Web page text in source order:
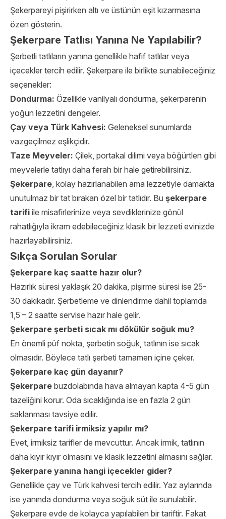
Şekerpareyi pişirirken altı ve üstünün eşit kızarmasına
özen gösterin.
Şekerpare Tatlısı Yanına Ne Yapılabilir?
Şerbetli tatlıların yanına genellikle hafif tatlılar veya
içecekler tercih edilir. Şekerpare ile birlikte sunabileceğiniz
seçenekler:
Dondurma: Özellikle vanilyalı dondurma, şekerparenin
yoğun lezzetini dengeler.
Çay veya Türk Kahvesi: Geleneksel sunumlarda
vazgeçilmez eşlikçidir.
Taze Meyveler: Çilek, portakal dilimi veya böğürtlen gibi
meyvelerle tatlıyı daha ferah bir hale getirebilirsiniz.
Şekerpare, kolay hazırlanabilen ama lezzetiyle damakta
unutulmaz bir tat bırakan özel bir tatlıdır. Bu şekerpare
tarifi ile misafirlerinize veya sevdiklerinize gönül
rahatlığıyla ikram edebileceğiniz klasik bir lezzeti evinizde
hazırlayabilirsiniz.
Sıkça Sorulan Sorular
Şekerpare kaç saatte hazır olur?
Hazırlık süresi yaklaşık 20 dakika, pişirme süresi ise 25-
30 dakikadır. Şerbetleme ve dinlendirme dahil toplamda
1,5 – 2 saatte servise hazır hale gelir.
Şekerpare şerbeti sıcak mı dökülür soğuk mu?
En önemli püf nokta, şerbetin soğuk, tatlının ise sıcak
olmasıdır. Böylece tatlı şerbeti tamamen içine çeker.
Şekerpare kaç gün dayanır?
Şekerpare buzdolabında hava almayan kapta 4-5 gün
tazeliğini korur. Oda sıcaklığında ise en fazla 2 gün
saklanması tavsiye edilir.
Şekerpare tarifi irmiksiz yapılır mı?
Evet, irmiksiz tarifler de mevcuttur. Ancak irmik, tatlının
daha kıyır kıyır olmasını ve klasik lezzetini almasını sağlar.
Şekerpare yanına hangi içecekler gider?
Genellikle çay ve Türk kahvesi tercih edilir. Yaz aylarında
ise yanında dondurma veya soğuk süt ile sunulabilir.
Şekerpare evde de kolayca yapılabilen bir tariftir. Fakat